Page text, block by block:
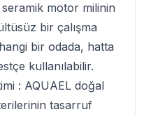
seramik motor milinin
bir çalışma
bir odada, hatta
kullanılabilir.
: AQUAEL doğal
tasarruf